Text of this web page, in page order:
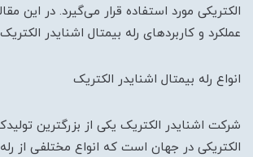
الکتریکی مورد استفاده قرار می‌گیرد. در این
عملکرد و کاربردهای رله بیمتال اشنایدر
انواع رله بیمتال اشنایدر الکتریک
شرکت اشنایدر الکتریک یکی از بزرگترین
الکتریکی در جهان است که انواع مختلفی از